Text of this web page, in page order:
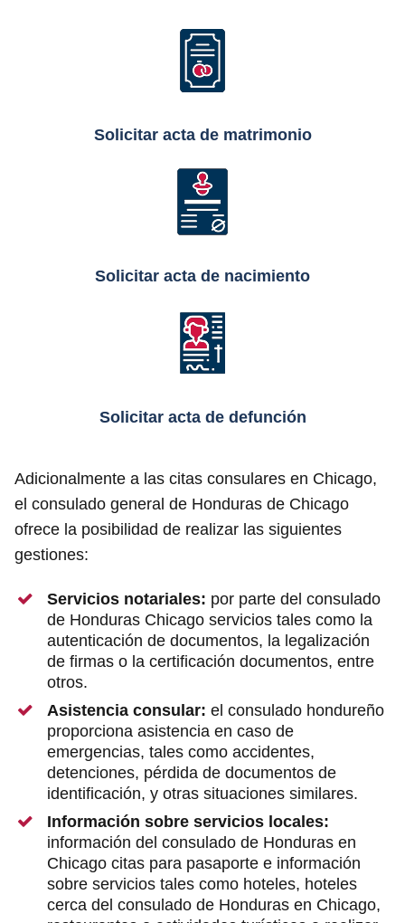
Solicitar acta de matrimonio
Solicitar acta de nacimiento
Solicitar acta de defunción
Adicionalmente a las citas consulares en Chicago,
el consulado general de Honduras de Chicago
ofrece la posibilidad de realizar las siguientes
gestiones:
Servicios notariales: por parte del consulado
de Honduras Chicago servicios tales como la
autenticación de documentos, la legalización
de firmas o la certificación documentos, entre
otros.
Asistencia consular: el consulado hondureño
proporciona asistencia en caso de
emergencias, tales como accidentes,
detenciones, pérdida de documentos de
identificación, y otras situaciones similares.
Información sobre servicios locales:
información del consulado de Honduras en
Chicago citas para pasaporte e información
sobre servicios tales como hoteles, hoteles
cerca del consulado de Honduras en Chicago,